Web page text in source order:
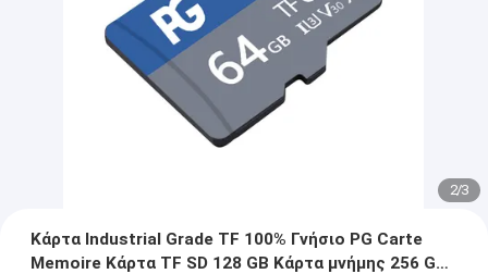
2/3
Κάρτα Industrial Grade TF 100% Γνήσιο PG Carte
Memoire Κάρτα TF SD 128 GB Κάρτα μνήμης 256 GB